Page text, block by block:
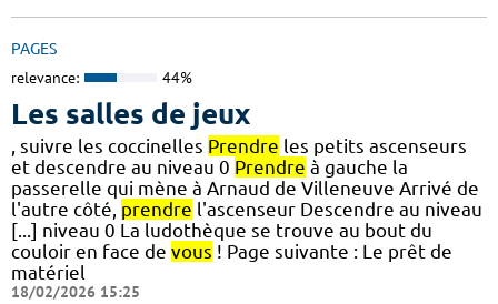
PAGES
relevance: 44%
Les salles de jeux
, suivre les coccinelles Prendre les petits ascenseurs
et descendre au niveau 0 Prendre à gauche la
passerelle qui mène à Arnaud de Villeneuve Arrivé de
l'autre côté, prendre l'ascenseur Descendre au niveau
[...] niveau 0 La ludothèque se trouve au bout du
couloir en face de vous ! Page suivante : Le prêt de
matériel
18/02/2026 15:25